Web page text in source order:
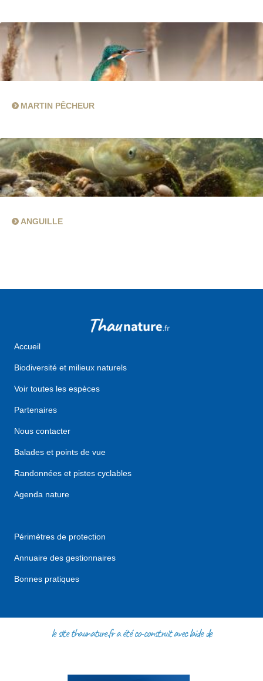
MARTIN PÊCHEUR
ANGUILLE
Accueil
Biodiversité et milieux naturels
Voir toutes les espèces
Partenaires
Nous contacter
Balades et points de vue
Randonnées et pistes cyclables
Agenda nature
Périmètres de protection
Annuaire des gestionnaires
Bonnes pratiques
le site thaunature.fr a été co-construit avec l'aide de